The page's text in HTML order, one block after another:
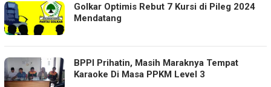
Golkar Optimis Rebut 7 Kursi di Pileg 2024
Mendatang
BPPI Prihatin, Masih Maraknya Tempat
Karaoke Di Masa PPKM Level 3